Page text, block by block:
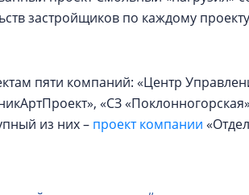
застройщиков по каждому
пяти компаний: «Центр
«СЗ
из них – проект компании